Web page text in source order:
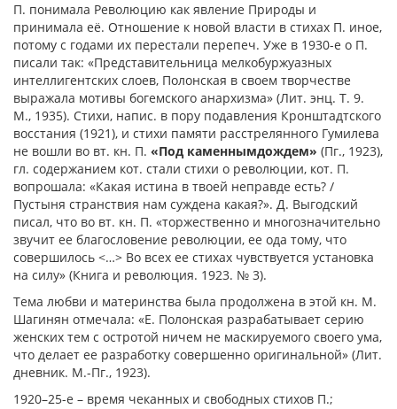
П. понимала Революцию как явление Природы и
принимала её. Отношение к новой власти в стихах П. иное,
потому с годами их перестали перепеч. Уже в 1930-е о П.
писали так: «Представительница мелкобуржуазных
интеллигентских слоев, Полонская в своем творчестве
выражала мотивы богемского анархизма» (Лит. энц. Т. 9.
М., 1935). Стихи, напис. в пору подавления Кронштадтского
восстания (1921), и стихи памяти расстрелянного Гумилева
не вошли во вт. кн. П. «Под каменнымдождем» (Пг., 1923),
гл. содержанием кот. стали стихи о революции, кот. П.
вопрошала: «Какая истина в твоей неправде есть? /
Пустыня странствия нам суждена какая?». Д. Выгодский
писал, что во вт. кн. П. «торжественно и многозначительно
звучит ее благословение революции, ее ода тому, что
совершилось <…> Во всех ее стихах чувствуется установка
на силу» (Книга и революция. 1923. № 3).
Тема любви и материнства была продолжена в этой кн. М.
Шагинян отмечала: «Е. Полонская разрабатывает серию
женских тем с остротой ничем не маскируемого своего ума,
что делает ее разработку совершенно оригинальной» (Лит.
дневник. М.-Пг., 1923).
1920–25-е – время чеканных и свободных стихов П.;